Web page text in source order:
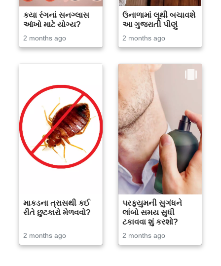
કયા રંગનાં સનગ્લાસ
આંખો માટે યોગ્ય?
2 months ago
ઉનાળામાં લૂથી બચાવશે
આ ગુજરાતી પીણું
2 months ago
માકડના ત્રાસથી કઈ
રીતે છુટકારો મેળવવો?
2 months ago
પરફ્યુમની સુગંધને
લાંબો સમય સુધી
ટકાવવા શું કરશો?
2 months ago